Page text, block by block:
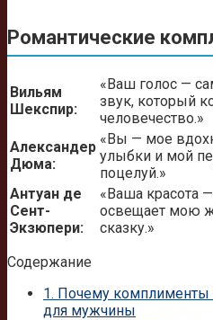
Романтические
Вильям
Шекспир:
«Ваш голос —
звук, который
человечество.»
Александер
Дюма:
«Вы — мое
улыбки и мой
поцелуй.»
Антуан де
Сент-
Экзюпери:
«Ваша красота
освещает мою
сказку.»
Содержание
1. Почему
для мужчины